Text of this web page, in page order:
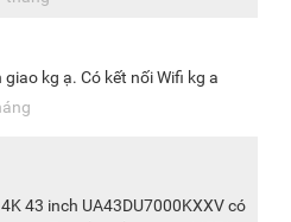
giúp nâng tầm trải nghiệm
cung cấp kho ứng dụng phong
như SmartThings và Daily+.
hàng loạt kênh truyền hình
thông minh trong nhà và tối ưu
kg ạ. Có kết nối Wifi kg a
43 inch UA43DU7000KXXV có